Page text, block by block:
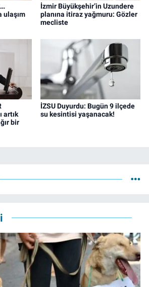
ulaşım
İzmir Büyükşehir’in Uzundere
planına itiraz yağmuru: Gözler
mecliste
artık
bir
İZSU Duyurdu: Bugün 9 ilçede
su kesintisi yaşanacak!